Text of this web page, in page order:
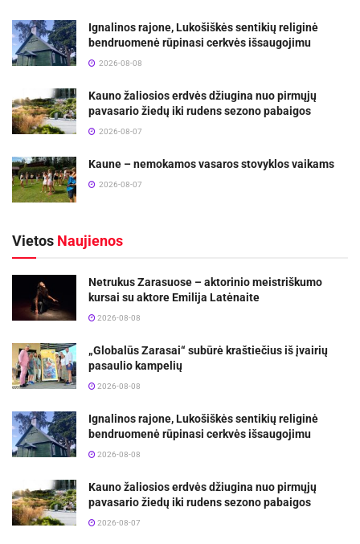
Ignalinos rajone, Lukošiškės sentikių religinė
bendruomenė rūpinasi cerkvės išsaugojimu
2026-08-08
Kauno žaliosios erdvės džiugina nuo pirmųjų
pavasario žiedų iki rudens sezono pabaigos
2026-08-07
Kaune – nemokamos vasaros stovyklos vaikams
2026-08-07
Vietos Naujienos
Netrukus Zarasuose – aktorinio meistriškumo
kursai su aktore Emilija Latėnaite
2026-08-08
„Globalūs Zarasai“ subūrė kraštiečius iš įvairių
pasaulio kampelių
2026-08-08
Ignalinos rajone, Lukošiškės sentikių religinė
bendruomenė rūpinasi cerkvės išsaugojimu
2026-08-08
Kauno žaliosios erdvės džiugina nuo pirmųjų
pavasario žiedų iki rudens sezono pabaigos
2026-08-07